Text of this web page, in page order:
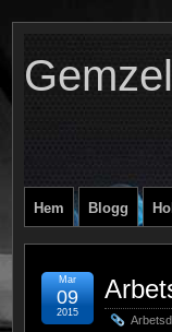
Hem Blogg
Mar
09
2015